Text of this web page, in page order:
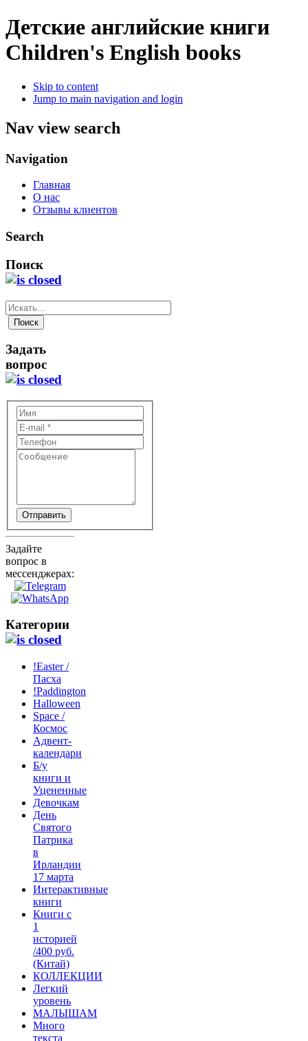
Детские английские книги
Children's English books
Skip to content
Jump to main navigation and login
Nav view search
Navigation
Главная
О нас
Отзывы клиентов
Search
Поиск
Задать
вопрос
Отправить
Задайте
вопрос в
мессенджерах:
Категории
!Easter /
Пасха
!Paddington
Halloween
Space /
Космос
Адвент-
календари
Б/у
книги и
Уцененные
Девочкам
День
Святого
Патрика
в
Ирландии
17 марта
Интерактивные
книги
Книги с
1
историей
/400 руб.
(Китай)
КОЛЛЕКЦИИ
Легкий
уровень
МАЛЫШАМ
Много
текста